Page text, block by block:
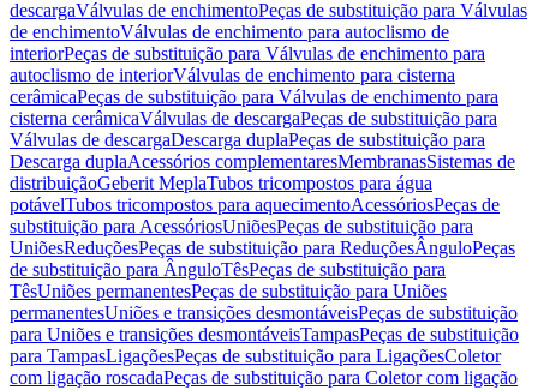
descargaVálvulas de enchimentoPeças de substituição para Válvulas
de enchimentoVálvulas de enchimento para autoclismo de
interiorPeças de substituição para Válvulas de enchimento para
autoclismo de interiorVálvulas de enchimento para cisterna
cerâmicaPeças de substituição para Válvulas de enchimento para
cisterna cerâmicaVálvulas de descargaPeças de substituição para
Válvulas de descargaDescarga duplaPeças de substituição para
Descarga duplaAcessórios complementaresMembranasSistemas de
distribuiçãoGeberit MeplaTubos tricompostos para água
potávelTubos tricompostos para aquecimentoAcessóriosPeças de
substituição para AcessóriosUniõesPeças de substituição para
UniõesReduçõesPeças de substituição para ReduçõesÂnguloPeças
de substituição para ÂnguloTêsPeças de substituição para
TêsUniões permanentesPeças de substituição para Uniões
permanentesUniões e transições desmontáveisPeças de substituição
para Uniões e transições desmontáveisTampasPeças de substituição
para TampasLigaçõesPeças de substituição para LigaçõesColetor
com ligação roscadaPeças de substituição para Coletor com ligação